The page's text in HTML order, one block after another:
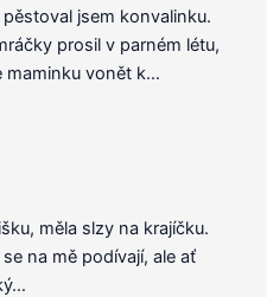
jsem konvalinku.
prosil v parném létu,
maminku vonět k…
měla slzy na krajíčku.
na mě podívají, ale ať